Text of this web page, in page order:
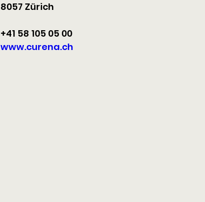
8057 Zürich
+41 58 105 05 00
www.curena.ch